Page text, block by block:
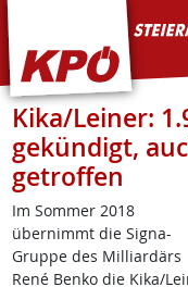
KPÖ Steiermark
Kika/Leiner:
gekündigt,
getroffen
Im Sommer 2018
übernimmt die Signa-
Gruppe des Milliardärs
René Benko die Kika/